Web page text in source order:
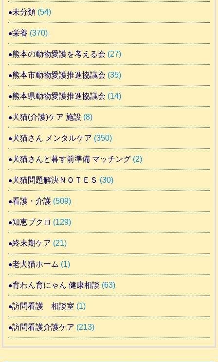
未分類 (54)
栄養 (370)
熊本の動物愛護を考える会 (27)
熊本市動物愛護推進協議会 (35)
熊本県動物愛護推進協議会 (14)
犬猫(介護)ケア 施設 (8)
犬猫さん メンタルケア (350)
犬猫さんと暮す前準備 マッチング (2)
犬猫問題解決ＮＯＴＥＳ (30)
看護・介護 (509)
知恵ブクロ (129)
終末期ケア (21)
老犬猫ホーム (1)
育わん育にゃん 健康相談 (63)
訪問看護 相談室 (1)
訪問看護介護ケア (213)